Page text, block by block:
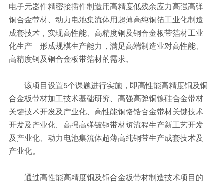
电子元器件精密接插件制造用高精度低残余应力高强高弹
铜合金带材、动力电池集流体用超薄高纯铜箔工业化制造
成套技术，实现高性能、高精度铜及铜合金板带箔材工业
化生产，形成规模生产能力，满足高端制造业对高性能、
高精度铜及铜合金板带箔材的需求。
该项目设置5个课题进行实施，即高性能高精度铜及铜
合金板带材加工技术基础研究、高强高弹铜镍硅合金带材
关键技术开发及产业化、高性能铜铬锆合金带材关键技术
开发及产业化、高强高弹铍铜带材短流程生产新工艺开发
及产业化、动力电池集流体超薄高纯铜带生产成套技术及
产业化。
通过高性能高精度铜及铜合金板带材制造技术项目的